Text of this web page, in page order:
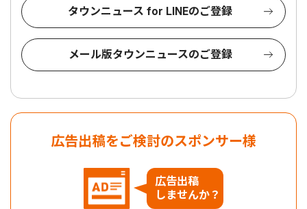
タウンニュース for LINEのご登録
メール版タウンニュースのご登録
広告出稿をご検討のスポンサー様
広告出稿
しませんか？